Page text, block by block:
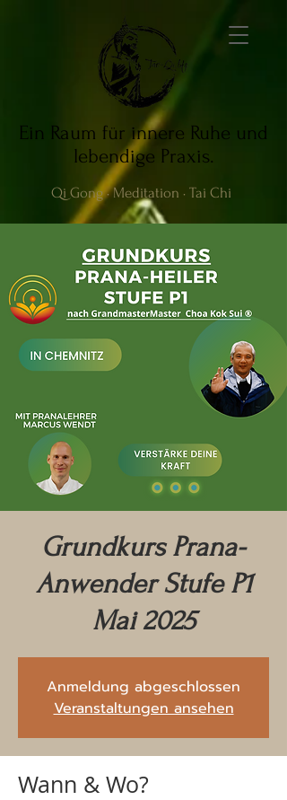
Ein Raum für innere Ruhe und
lebendige Praxis.
Qi Gong · Meditation · Tai Chi
Grundkurs Prana-
Anwender Stufe P1
Mai 2025
Anmeldung abgeschlossen
Veranstaltungen ansehen
Wann & Wo?